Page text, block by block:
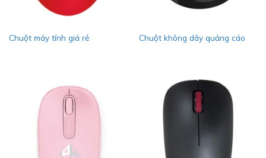
Chuột máy tính giá rẻ Chuột không dây quảng cáo